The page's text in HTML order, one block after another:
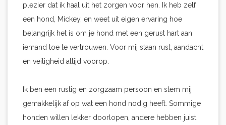
plezier dat ik haal uit het zorgen voor hen. Ik heb zelf
een hond, Mickey, en weet uit eigen ervaring hoe
belangrijk het is om je hond met een gerust hart aan
iemand toe te vertrouwen. Voor mij staan rust, aandacht
en veiligheid altijd voorop.
Ik ben een rustig en zorgzaam persoon en stem mij
gemakkelijk af op wat een hond nodig heeft. Sommige
honden willen lekker doorlopen, andere hebben juist